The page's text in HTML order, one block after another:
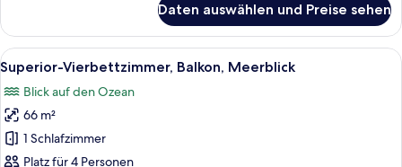
Vierbettzimmer
Daten auswählen und Preise sehen
Alle
Fotos
für
Superior-
Vierbettzimmer,
Balkon,
Ein Hotelzimmer mit einem großen
6
Superior-Vierbettzimmer, Balkon, Meerblick
Blick auf den Ozean
66 m²
1 Schlafzimmer
Platz für 4 Personen